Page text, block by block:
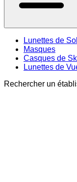
Lunettes de
Masques
Casques de
Lunettes de
Rechercher un